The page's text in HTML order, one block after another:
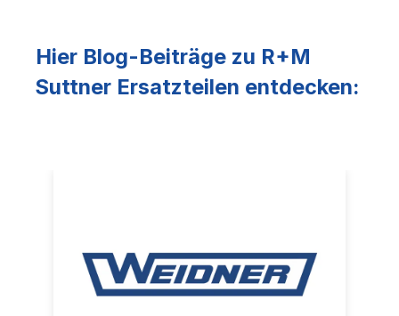
Hier Blog-Beiträge zu R+M
Suttner Ersatzteilen entdecken: